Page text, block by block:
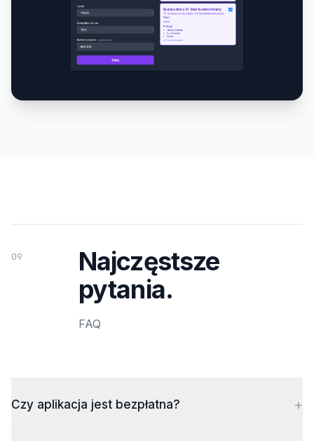
09
Najczęstsze
pytania.
FAQ
Czy aplikacja jest bezpłatna? +